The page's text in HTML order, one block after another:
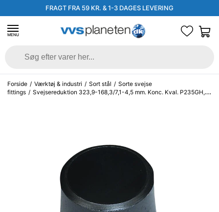
FRAGT FRA 59 KR. & 1-3 DAGES LEVERING
MENU
Forside / Værktøj & industri / Sort stål / Sorte svejse
fittings / Svejsereduktion 323,9-168,3/7,1-4,5 mm. Konc. Kval. P235GH,